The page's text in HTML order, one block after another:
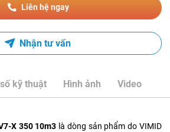
Liên hệ ngay
Nhận tư vấn
kỹ thuật Hình ảnh Video
X 350 10m3 là dòng sản phẩm do VIMID